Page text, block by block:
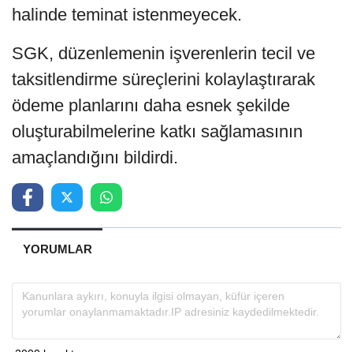
halinde teminat istenmeyecek.
SGK, düzenlemenin işverenlerin tecil ve
taksitlendirme süreçlerini kolaylaştırarak
ödeme planlarını daha esnek şekilde
oluşturabilmelerine katkı sağlamasının
amaçlandığını bildirdi.
YORUMLAR